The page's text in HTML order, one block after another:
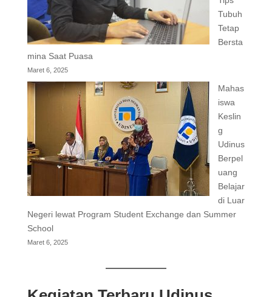
Tubuh
Tetap
Bersta
mina Saat Puasa
Maret 6, 2025
Mahas
iswa
Keslin
g
Udinus
Berpel
uang
Belajar
di Luar
Negeri lewat Program Student Exchange dan Summer
School
Maret 6, 2025